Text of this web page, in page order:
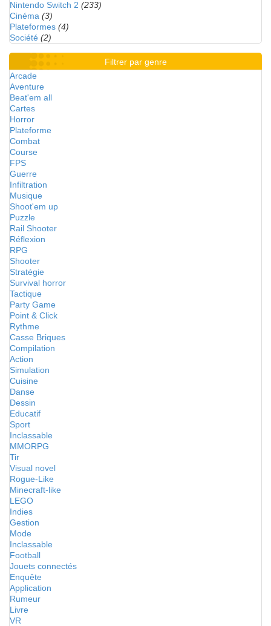
Nintendo Switch 2 (233)
Cinéma (3)
Plateformes (4)
Société (2)
Filtrer par genre
Arcade
Aventure
Beat'em all
Cartes
Horror
Plateforme
Combat
Course
FPS
Guerre
Infiltration
Musique
Shoot'em up
Puzzle
Rail Shooter
Réflexion
RPG
Shooter
Stratégie
Survival horror
Tactique
Party Game
Point & Click
Rythme
Casse Briques
Compilation
Action
Simulation
Cuisine
Danse
Dessin
Educatif
Sport
Inclassable
MMORPG
Tir
Visual novel
Rogue-Like
Minecraft-like
LEGO
Indies
Gestion
Mode
Inclassable
Football
Jouets connectés
Enquête
Application
Rumeur
Livre
VR